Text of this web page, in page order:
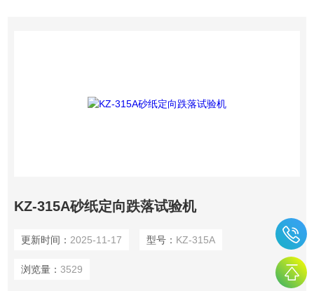
KZ-315A砂纸定向跌落试验机
更新时间： 2025-11-17 型号： KZ-315A
浏览量： 3529